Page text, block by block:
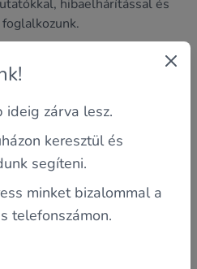
hibaelhárítással és
helyes használata
is, hogy egy tárgyalás
alatt, esetleg mozizás
ideig zárva lesz.
keresztül és
segíteni.
minket bizalommal a
telefonszámon.